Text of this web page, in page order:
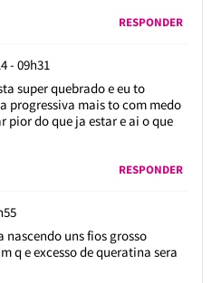
RESPONDER
- 09h31
super quebrado e eu to
progressiva mais to com medo
pior do que ja estar e ai o que
RESPONDER
nascendo uns fios grosso
q e excesso de queratina sera